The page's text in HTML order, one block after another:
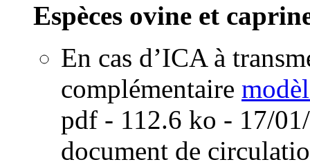
Espèces ovine et
En cas d’ICA à
complémentaire
pdf - 112.6 ko - 17/
document de